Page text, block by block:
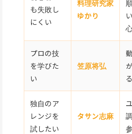
も失敗し
にくい
料理研究家
ゆかり
プロの技
を学びた
い
笠原将弘
独自のア
レンジを
試したい
タサン志麻